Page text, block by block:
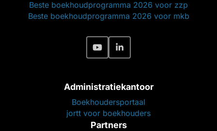
Beste boekhoudprogramma 2026 voor zzp
Beste boekhoudprogramma 2026 voor mkb
Administratiekantoor
Boekhoudersportaal
jortt voor boekhouders
Partners